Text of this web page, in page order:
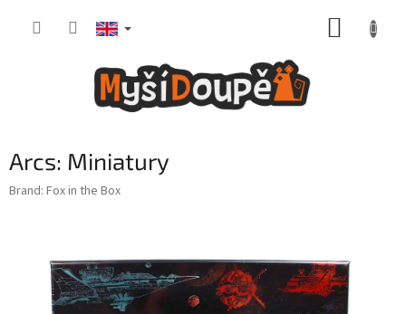
Arcs: Miniatury
Brand: Fox in the Box